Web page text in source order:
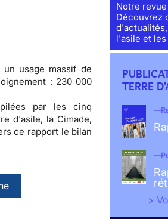
un usage massif de
: 230 000
par les cinq
d'asile, la Cimade,
ce rapport le bilan
Notre
Découvrez
l'asile et
TERRE
>